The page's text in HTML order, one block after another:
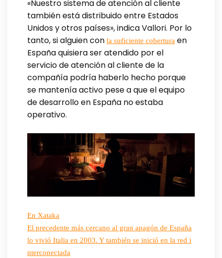
«Nuestro sistema de atención al cliente
también está distribuido entre Estados
Unidos y otros países», indica Vallori. Por lo
tanto, si alguien con la suficiente cobertura en
España quisiera ser atendido por el
servicio de atención al cliente de la
compañía podría haberlo hecho porque
se mantenía activo pese a que el equipo
de desarrollo en España no estaba
operativo.
En Xataka
El precedente más cercano al gran apagón de España
lo vivió Italia en 2003. Y también se inició en la red i
nterconectada